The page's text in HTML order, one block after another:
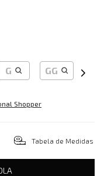
G GG
Shopper
Tabela de Medidas